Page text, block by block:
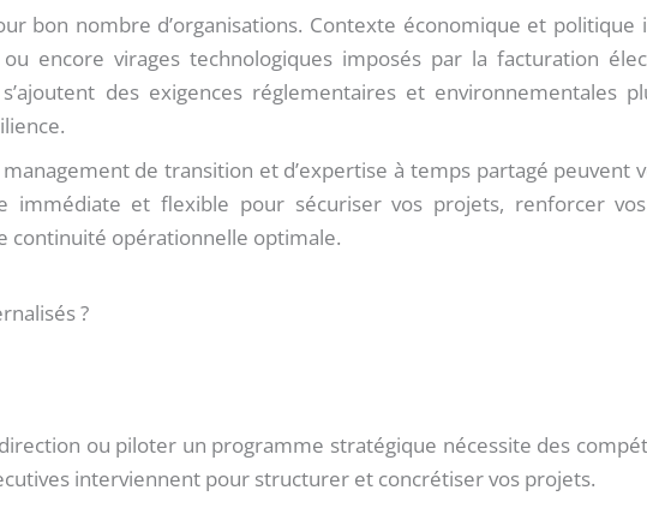
bon nombre d’organisations. Contexte économique et
encore virages technologiques imposés par la facturation
des exigences réglementaires et environnementales
de transition et d’expertise à temps partagé peuvent
immédiate et flexible pour sécuriser vos projets, renforcer
continuité opérationnelle optimale.
?
ou piloter un programme stratégique nécessite des
interviennent pour structurer et concrétiser vos projets.